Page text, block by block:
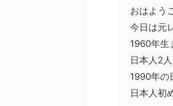
おはよう
今日は元
1960年生
日本人2
1990年の
日本人初